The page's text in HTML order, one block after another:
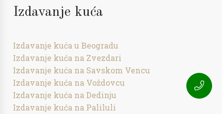
Izdavanje kuća
Izdavanje kuća u Beogradu
Izdavanje kuća na Zvezdari
Izdavanje kuća na Savskom Vencu
Izdavanje kuća na Voždovcu
Izdavanje kuća na Dedinju
Izdavanje kuća na Paliluli